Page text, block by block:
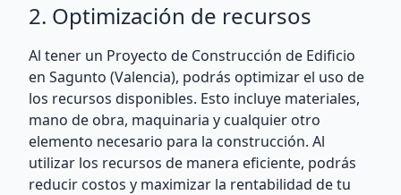
2. Optimización de recursos
Al tener un Proyecto de Construcción de Edificio
en Sagunto (Valencia), podrás optimizar el uso de
los recursos disponibles. Esto incluye materiales,
mano de obra, maquinaria y cualquier otro
elemento necesario para la construcción. Al
utilizar los recursos de manera eficiente, podrás
reducir costos y maximizar la rentabilidad de tu